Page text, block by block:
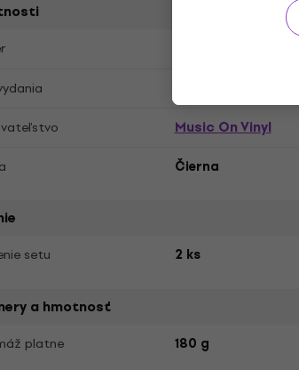
Music On Vinyl
Čierna
setu 2 ks
a hmotnosť
platne 180 g